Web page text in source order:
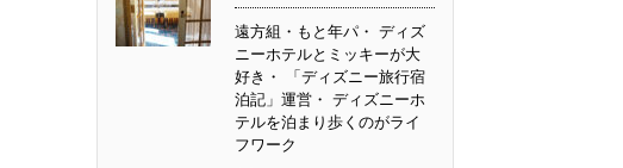
遠方組・もと年パ・ ディズ
ニーホテルとミッキーが大
好き・ 「ディズニー旅行宿
泊記」運営・ ディズニーホ
テルを泊まり歩くのがライ
フワーク